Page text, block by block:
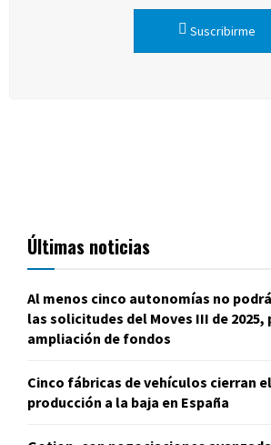
Suscribirme
Últimas noticias
Al menos cinco autonomías no
las solicitudes del Moves III de 2025,
ampliación de fondos
Cinco fábricas de vehículos cierran
producción a la baja en España